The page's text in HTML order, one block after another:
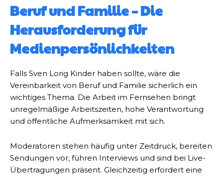
Beruf und Familie – Die
Herausforderung für
Medienpersönlichkeiten
Falls Sven Lorig Kinder haben sollte, wäre die
Vereinbarkeit von Beruf und Familie sicherlich ein
wichtiges Thema. Die Arbeit im Fernsehen bringt
unregelmäßige Arbeitszeiten, hohe Verantwortung
und öffentliche Aufmerksamkeit mit sich.
Moderatoren stehen häufig unter Zeitdruck, bereiten
Sendungen vor, führen Interviews und sind bei Live-
Übertragungen präsent. Gleichzeitig erfordert eine